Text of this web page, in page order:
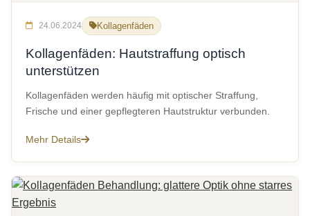
24.06.2024 Kollagenfäden
Kollagenfäden: Hautstraffung optisch
unterstützen
Kollagenfäden werden häufig mit optischer Straffung,
Frische und einer gepflegteren Hautstruktur verbunden.
Mehr Details